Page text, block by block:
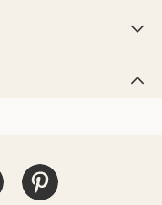

